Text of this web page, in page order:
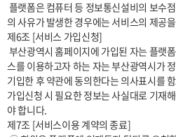
의 사유가 발생한 경우에는 서비스의 제공
제6조 [서비스 가입신청]
스를 이용하고자 하는 자는 부산광역시가
기입한 후 약관에 동의한다는 의사표시를
가입신청 시 필요한 정보는 사실대로 기재
야 합니다.
제7조 [서비스이용 계약의 종료]